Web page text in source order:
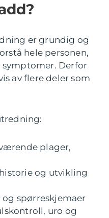
er grundig og
hele personen,
symptomer. Derfor
av flere deler som
plager,
og utvikling
spørreskjemaer
uro og